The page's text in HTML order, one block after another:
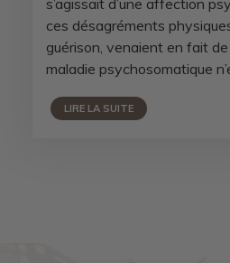
ces désagréments
guérison, venaient en fait
maladie psychosomatique
LIRE LA SUITE